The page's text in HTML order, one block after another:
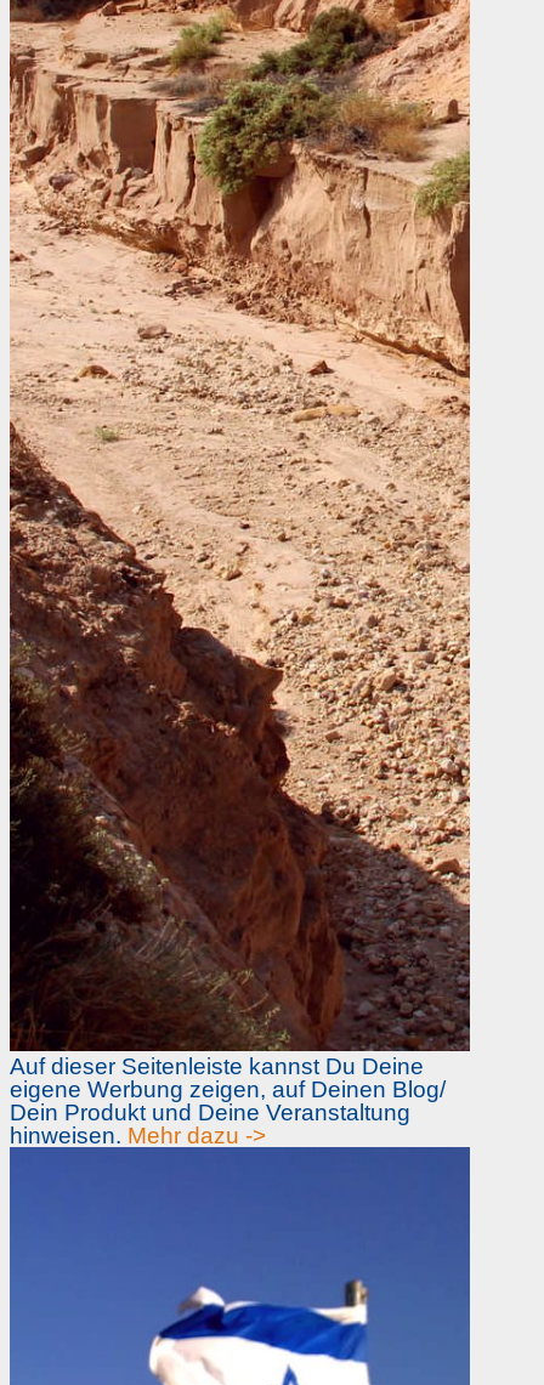
Auf dieser Seitenleiste kannst Du Deine
eigene Werbung zeigen, auf Deinen Blog/
Dein Produkt und Deine Veranstaltung
hinweisen. Mehr dazu ->